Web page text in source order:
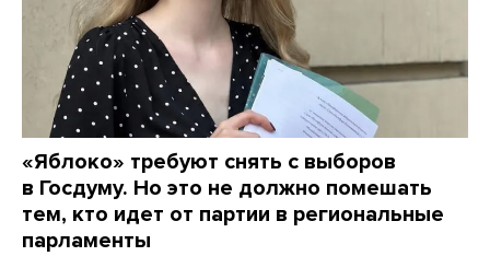
«Яблоко» требуют снять с выборов
в Госдуму. Но это не должно помешать
тем, кто идет от партии в региональные
парламенты